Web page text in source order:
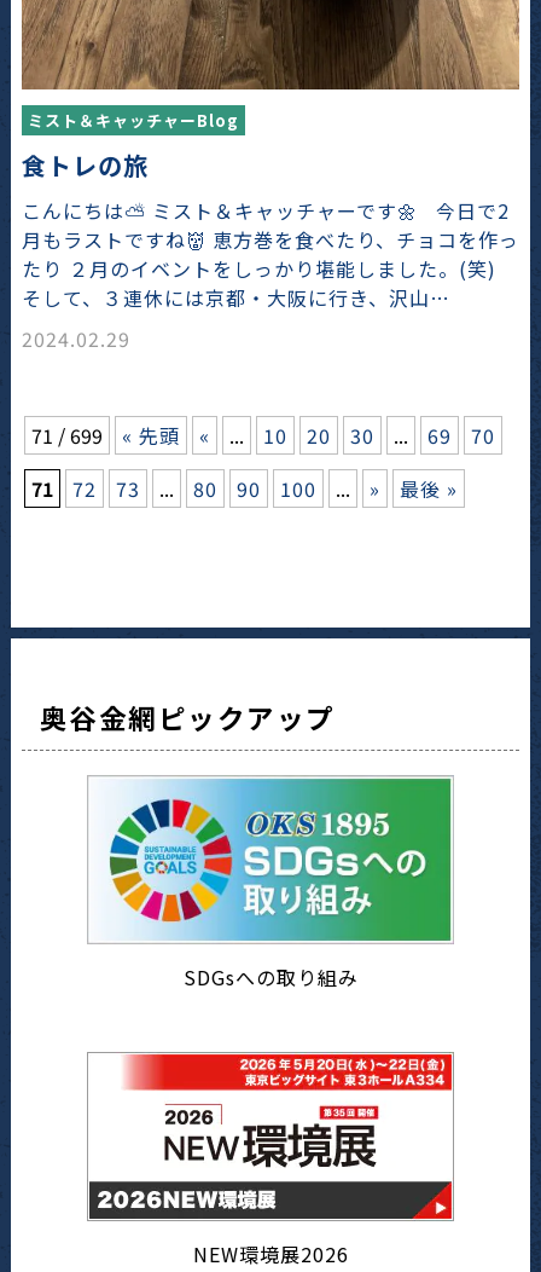
ミスト＆キャッチャーBlog
食トレの旅
こんにちは⛅ ミスト＆キャッチャーです🌼 今日で2
月もラストですね👹 恵方巻を食べたり、チョコを作っ
たり ２月のイベントをしっかり堪能しました。(笑)
そして、３連休には京都・大阪に行き、沢山…
2024.02.29
71 / 699 « 先頭 « ... 10 20 30 ... 69
70
71
72 73 ... 80 90 100 ... » 最後 »
奥谷金網ピックアップ
SDGsへの取り組み
NEW環境展2026